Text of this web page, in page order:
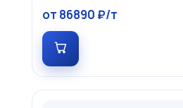
от 86890 ₽/т